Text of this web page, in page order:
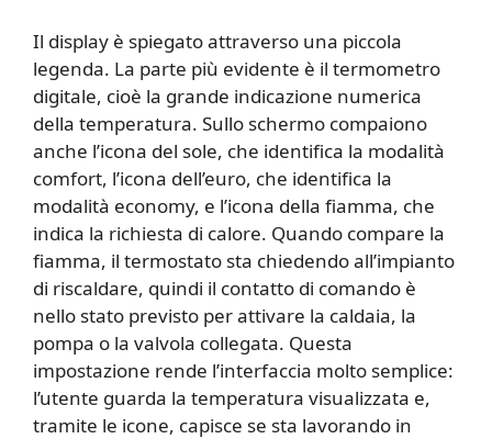
Il display è spiegato attraverso una piccola
legenda. La parte più evidente è il termometro
digitale, cioè la grande indicazione numerica
della temperatura. Sullo schermo compaiono
anche l’icona del sole, che identifica la modalità
comfort, l’icona dell’euro, che identifica la
modalità economy, e l’icona della fiamma, che
indica la richiesta di calore. Quando compare la
fiamma, il termostato sta chiedendo all’impianto
di riscaldare, quindi il contatto di comando è
nello stato previsto per attivare la caldaia, la
pompa o la valvola collegata. Questa
impostazione rende l’interfaccia molto semplice:
l’utente guarda la temperatura visualizzata e,
tramite le icone, capisce se sta lavorando in